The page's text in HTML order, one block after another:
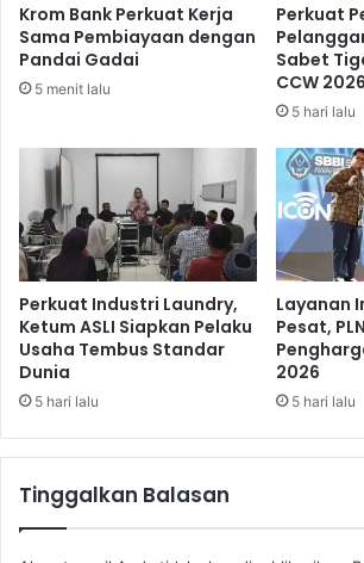
n
P
n
a
n
t
u
k
3
3
,
2
a
K
Krom Bank Perkuat Kerja
Sama Pembiayaan dengan
Pandai Gadai
5 menit lalu
Perkuat
Sabet
CCW 2026
5 hari lalu
Perkuat Industri Laundry,
Ketum ASLI Siapkan Pelaku
Usaha Tembus Standar
Dunia
5 hari lalu
Layanan
Pesat,
2026
5 hari lalu
Tinggalkan Balasan